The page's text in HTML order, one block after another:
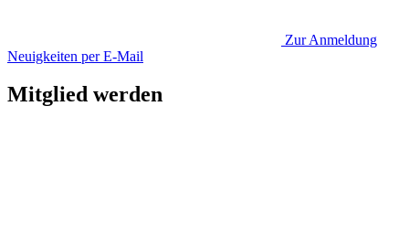
Zur Anmeldung
Neuigkeiten per E-Mail
Mitglied werden